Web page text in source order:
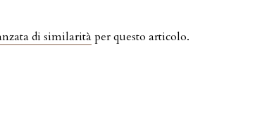
di similarità per questo articolo.